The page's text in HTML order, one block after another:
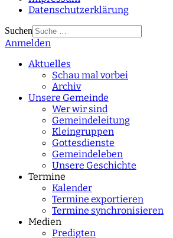
Datenschutzerklärung
Suchen
Type 2 or more
Anmelden
Aktuelles
Schau mal vorbei
Archiv
Unsere Gemeinde
Wer wir sind
Gemeindeleitung
Kleingruppen
Gottesdienste
Gemeindeleben
Unsere Geschichte
Termine
Kalender
Termine exportieren
Termine synchronisieren
Medien
Predigten